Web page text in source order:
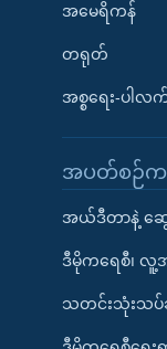
အမေရိကန်
တရုတ်
အစ္စရေး-ပါလ
အပတ်စဉ်ကဏ္
အယ်ဒီတာနဲ့ ဆွေး
ဒီမိုကရေစီ၊ လူ့
သတင်းသုံးသပ်